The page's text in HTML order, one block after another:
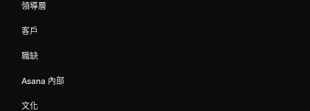
領導層
客戶
職缺
Asana 內部
文化